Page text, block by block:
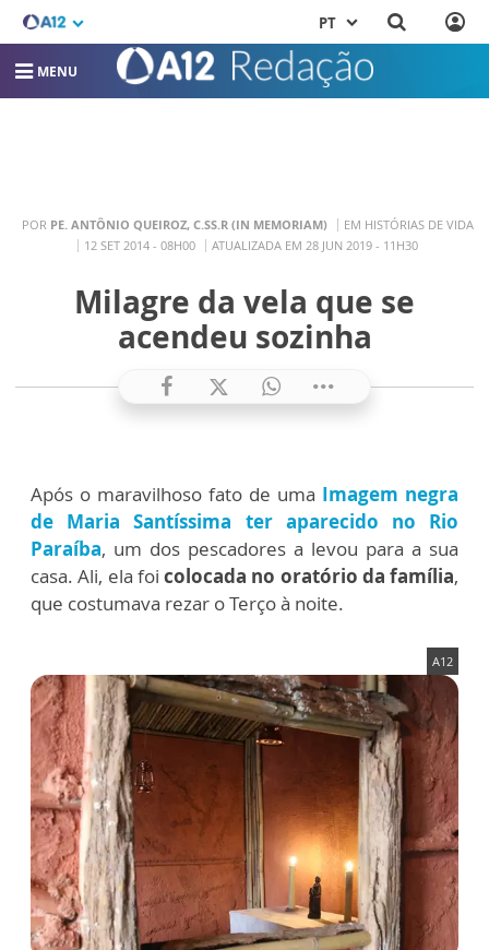
PT
MENU
POR PE. ANTÔNIO QUEIROZ, C.SS.R (IN MEMORIAM)
EM HISTÓRIAS DE VIDA
12 SET 2014 - 08H00
ATUALIZADA EM 28 JUN 2019 - 11H30
Milagre da vela que se
acendeu sozinha
Após o maravilhoso fato de uma Imagem negra
de Maria Santíssima ter aparecido no Rio
Paraíba, um dos pescadores a levou para a sua
casa. Ali, ela foi colocada no oratório da família,
que costumava rezar o Terço à noite.
A12